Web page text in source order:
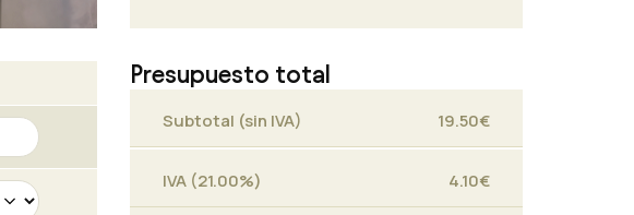
gráficos de manera impactante.
Presupuesto total
Subtotal (sin IVA) 19.50€
IVA (21.00%) 4.10€